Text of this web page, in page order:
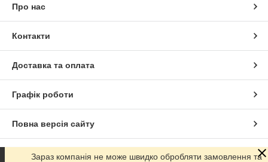
Про нас
Контакти
Доставка та оплата
Графік роботи
Повна версія сайту
Сайт створено на маркетплейсіProm.ua
Зараз компанія не може швидко обробляти замовлення та